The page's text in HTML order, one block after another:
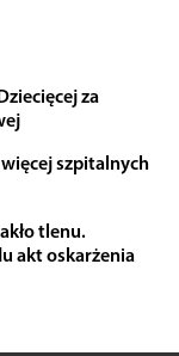
za
szpitalnych
tlenu.
akt oskarżenia